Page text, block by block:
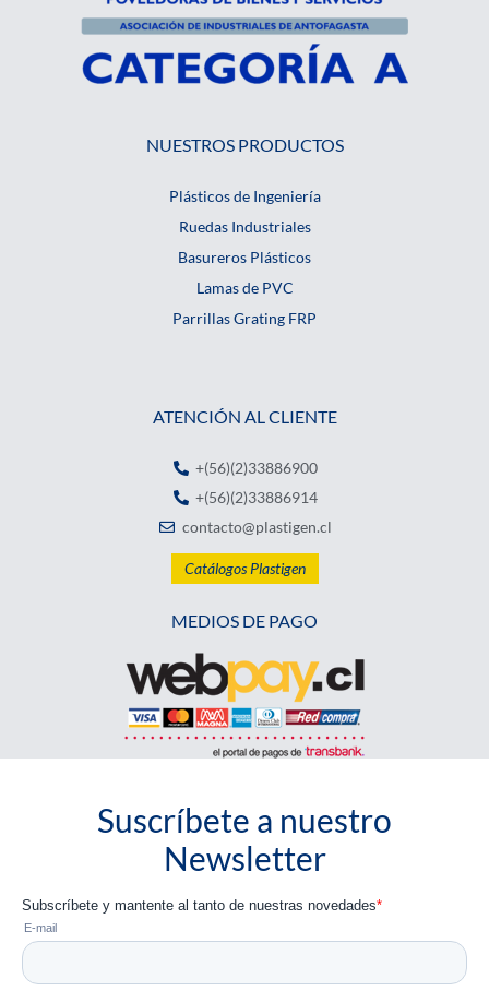
NUESTROS PRODUCTOS
Plásticos de Ingeniería
Ruedas Industriales
Basureros Plásticos
Lamas de PVC
Parrillas Grating FRP
ATENCIÓN AL CLIENTE
+(56)(2)33886900
+(56)(2)33886914
contacto@plastigen.cl
Catálogos Plastigen
MEDIOS DE PAGO
Suscríbete a nuestro
Newsletter